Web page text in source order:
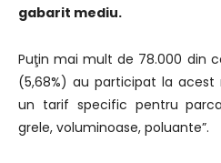
gabarit mediu.
Puţin mai mult de 78.000 din
(5,68%) au participat la
un tarif specific pentru
grele, voluminoase, poluante”.